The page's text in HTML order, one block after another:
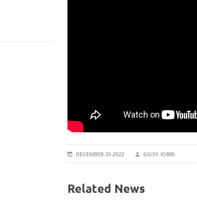
DECEMBER 20 2022 GIUSY IOBBI
Related News